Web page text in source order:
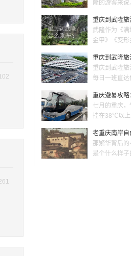
隆的游客来说
重庆到武隆旅
武隆作为《满
金甲》《变形
重庆到武隆旅
重庆到武隆旅
每日一班直达
重庆避暑攻略
七月的重庆，
挂在38℃以上
老重庆南岸自
那繁华背后的
是个什么样子